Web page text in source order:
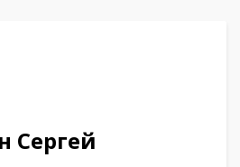
Сергей